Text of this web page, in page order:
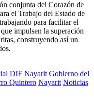
conjunta del Corazón de
el Trabajo del Estado de
para facilitar el
impulsen la superación
construyendo así un
DIF Nayarit Gobierno del
Quintero Nayarit Noticias